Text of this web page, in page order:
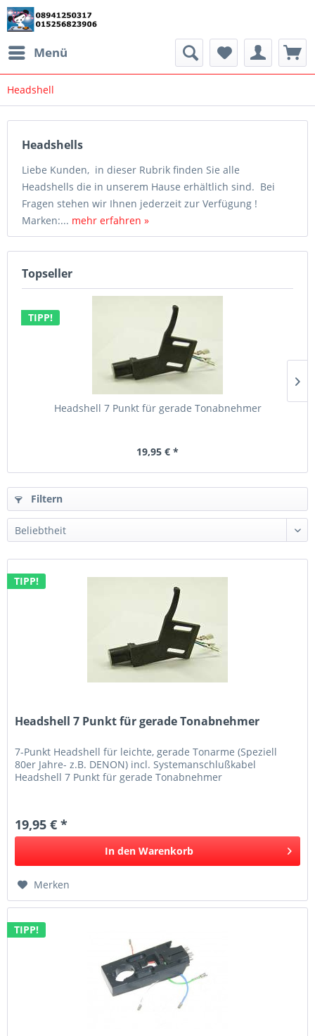
Menü
Headshell
Headshells
Liebe Kunden, in dieser Rubrik finden Sie alle
Headshells die in unserem Hause erhältlich sind. Bei
Fragen stehen wir Ihnen jederzeit zur Verfügung !
Marken:... mehr erfahren »
Topseller
TIPP!
Headshell 7 Punkt für gerade Tonabnehmer
19,95 € *
Filtern
TIPP!
Headshell 7 Punkt für gerade Tonabnehmer
7-Punkt Headshell für leichte, gerade Tonarme (Speziell
80er Jahre- z.B. DENON) incl. Systemanschlußkabel
Headshell 7 Punkt für gerade Tonabnehmer
19,95 € *
In den Warenkorb
Merken
TIPP!